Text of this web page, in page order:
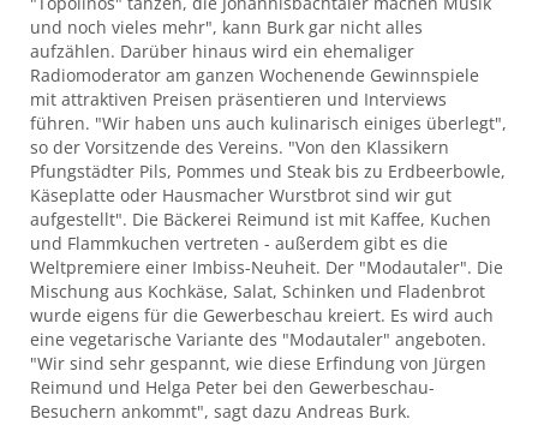
und noch vieles mehr", kann Burk gar nicht alles
aufzählen. Darüber hinaus wird ein ehemaliger
Radiomoderator am ganzen Wochenende Gewinnspiele
mit attraktiven Preisen präsentieren und Interviews
führen. "Wir haben uns auch kulinarisch einiges überlegt",
so der Vorsitzende des Vereins. "Von den Klassikern
Pfungstädter Pils, Pommes und Steak bis zu Erdbeerbowle,
Käseplatte oder Hausmacher Wurstbrot sind wir gut
aufgestellt". Die Bäckerei Reimund ist mit Kaffee, Kuchen
und Flammkuchen vertreten - außerdem gibt es die
Weltpremiere einer Imbiss-Neuheit. Der "Modautaler". Die
Mischung aus Kochkäse, Salat, Schinken und Fladenbrot
wurde eigens für die Gewerbeschau kreiert. Es wird auch
eine vegetarische Variante des "Modautaler" angeboten.
"Wir sind sehr gespannt, wie diese Erfindung von Jürgen
Reimund und Helga Peter bei den Gewerbeschau-
Besuchern ankommt", sagt dazu Andreas Burk.